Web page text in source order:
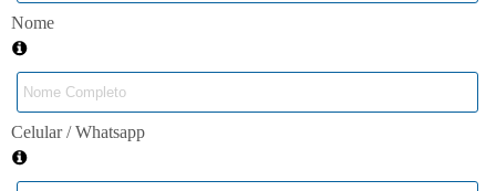
Nome
Celular / Whatsapp